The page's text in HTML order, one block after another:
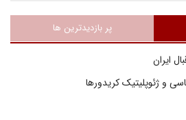
پر بازدیدترین ها
ایران
و ژئوپلیتیک کریدورها